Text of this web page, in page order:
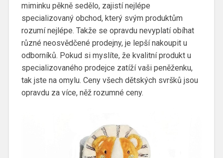
miminku pěkně sedělo, zajistí nejlépe
specializovaný obchod, který svým produktům
rozumí nejlépe. Takže se opravdu nevyplatí obíhat
různé neosvědčené prodejny, je lepší nakoupit u
odborníků. Pokud si myslíte, že kvalitní produkt u
specializovaného prodejce zatíží vaši peněženku,
tak jste na omylu. Ceny všech dětských svršků jsou
opravdu za více, něž rozumné ceny.